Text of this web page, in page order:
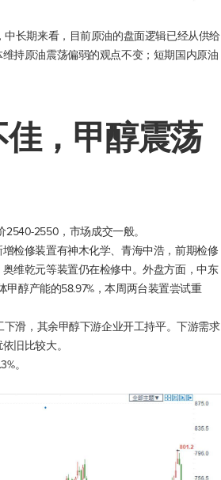
长期来看，目前原油的盘面逻辑已经从供给
持原油震荡偏弱的观点不变；短期国内原油
，甲醇震荡
2550，市场成交一般。
检修装置有神木化学、青海中浩，前期检修
维乾元等装置仍在检修中。外盘方面，中东
醇产能的58.97%，本周两台装置尝试重
滑，其余甲醇下游企业开工持平。下游需求
旧比较大。
。